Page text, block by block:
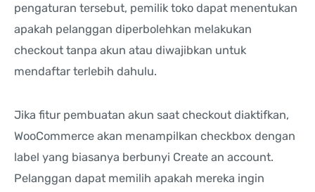
pengaturan tersebut, pemilik toko dapat menentukan
apakah pelanggan diperbolehkan melakukan
checkout tanpa akun atau diwajibkan untuk
mendaftar terlebih dahulu.
Jika fitur pembuatan akun saat checkout diaktifkan,
WooCommerce akan menampilkan checkbox dengan
label yang biasanya berbunyi Create an account.
Pelanggan dapat memilih apakah mereka ingin